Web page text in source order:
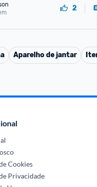
2
Aparelho de jantar
Cookies
Privacidade